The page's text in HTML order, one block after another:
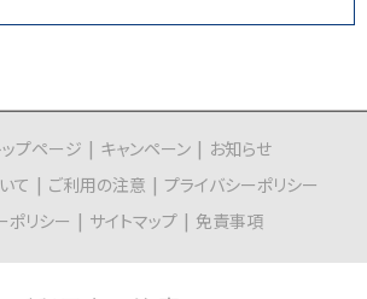
プページ キャンペーン
お知らせ
て
ご利用の注意
プライバシーポリシー
ポリシー
サイトマップ 免責事項